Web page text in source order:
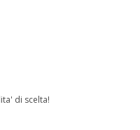
di scelta!